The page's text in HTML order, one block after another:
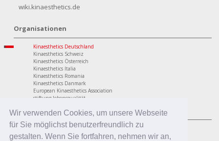
Wir verwenden Cookies, um unsere Webseite
für Sie möglichst benutzerfreundlich zu
gestalten. Wenn Sie fortfahren, nehmen wir an,
wiki.kinaesthetics.de
Organisationen
Kinaesthetics Deutschland
Kinaesthetics Schweiz
Kinaesthetics Österreich
Kinaesthetics Italia
Kinaesthetics Romania
Kinaesthetics Danmark
European Kinaesthetics Association
stiftung lebensqualität
Programme
personaler Bereich
Kinaesthetics Lebensqualität im Alter